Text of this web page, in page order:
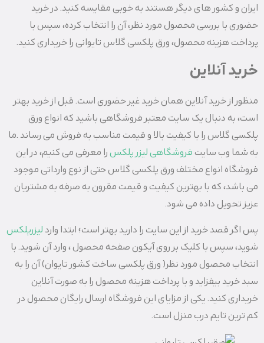
ایران و کشور های دیگر هستند به خوبی مقایسه کنید. در خرید
حضوری با بررسی محصول مورد نظر، آن را انتخاب کرده، سپس با
پرداخت هزینه محصول، ورق پلکسی گلاس تایوانی را خریداری کنید.
خرید آنلاین
منظور از خرید آنلاین همان خرید غیر حضوری است. قبل از خرید بهتر
است، به دنبال یک سایت معتبر فروشگاهی باشید که انواع ورق
پلکسی گلاس را با کیفیت بالا و قیمت مناسب به فروش می رساند .ما
به شما وب سایت فروشگاهی لیزر پلکسرا معرفی می کنیم، در این
فروشگاه انواع مختلف ورق پلکسی گلاس حتی از نوع وارداتی موجود
می باشد، که با بهترین کیفیت و قیمت مقرون به صرفه به مشتریان
عزیز تحویل داده می شود.
پس اگر قصد خرید از این سایت را دارید بهتر است؛ ابتدا وارد لیزرپلکس
شوید، سپس با کلیک بر روی آیکون صفحه محصول ، وارد آن شوید. با
انتخاب محصول مورد نظر( ورق پلکسی ساخت کشور تایوان) آن را به
سبد خرید بیفزاید و با پرداخت هزینه محصول را به صورت آنلاین
خریداری کنید. یکی از مزایای این فروشگاه ارسال رایگان محصول در
کم ترین تایم درب منزل است.